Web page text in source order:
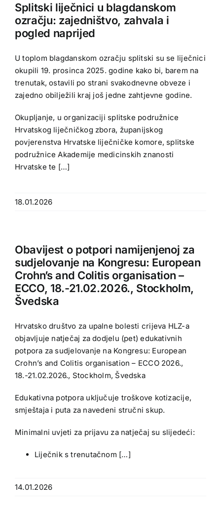
Splitski liječnici u blagdanskom
ozračju: zajedništvo, zahvala i
pogled naprijed
U toplom blagdanskom ozračju splitski su se liječnici
okupili 19. prosinca 2025. godine kako bi, barem na
trenutak, ostavili po strani svakodnevne obveze i
zajedno obilježili kraj još jedne zahtjevne godine.
Okupljanje, u organizaciji splitske podružnice
Hrvatskog liječničkog zbora, županijskog
povjerenstva Hrvatske liječničke komore, splitske
podružnice Akademije medicinskih znanosti
Hrvatske te […]
18.01.2026
Obavijest o potpori namijenjenoj za
sudjelovanje na Kongresu: European
Crohn’s and Colitis organisation –
ECCO, 18.-21.02.2026., Stockholm,
Švedska
Hrvatsko društvo za upalne bolesti crijeva HLZ-a
objavljuje natječaj za dodjelu (pet) edukativnih
potpora za sudjelovanje na Kongresu: European
Crohn’s and Colitis organisation – ECCO 2026.,
18.-21.02.2026., Stockholm, Švedska
Edukativna potpora uključuje troškove kotizacije,
smještaja i puta za navedeni stručni skup.
Minimalni uvjeti za prijavu za natječaj su slijedeći:
Liječnik s trenutačnom […]
14.01.2026